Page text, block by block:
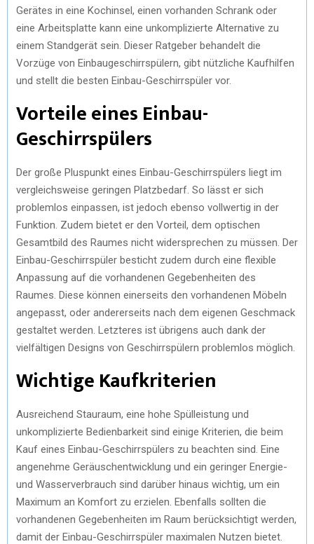
Gerätes in eine Kochinsel, einen vorhanden Schrank oder
eine Arbeitsplatte kann eine unkomplizierte Alternative zu
einem Standgerät sein. Dieser Ratgeber behandelt die
Vorzüge von Einbaugeschirrspülern, gibt nützliche Kaufhilfen
und stellt die besten Einbau-Geschirrspüler vor.
Vorteile eines Einbau-
Geschirrspülers
Der große Pluspunkt eines Einbau-Geschirrspülers liegt im
vergleichsweise geringen Platzbedarf. So lässt er sich
problemlos einpassen, ist jedoch ebenso vollwertig in der
Funktion. Zudem bietet er den Vorteil, dem optischen
Gesamtbild des Raumes nicht widersprechen zu müssen. Der
Einbau-Geschirrspüler besticht zudem durch eine flexible
Anpassung auf die vorhandenen Gegebenheiten des
Raumes. Diese können einerseits den vorhandenen Möbeln
angepasst, oder andererseits nach dem eigenen Geschmack
gestaltet werden. Letzteres ist übrigens auch dank der
vielfältigen Designs von Geschirrspülern problemlos möglich.
Wichtige Kaufkriterien
Ausreichend Stauraum, eine hohe Spülleistung und
unkomplizierte Bedienbarkeit sind einige Kriterien, die beim
Kauf eines Einbau-Geschirrspülers zu beachten sind. Eine
angenehme Geräuschentwicklung und ein geringer Energie-
und Wasserverbrauch sind darüber hinaus wichtig, um ein
Maximum an Komfort zu erzielen. Ebenfalls sollten die
vorhandenen Gegebenheiten im Raum berücksichtigt werden,
damit der Einbau-Geschirrspüler maximalen Nutzen bietet.